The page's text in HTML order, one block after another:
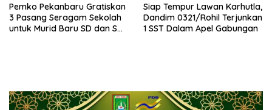
Pemko Pekanbaru Gratiskan
3 Pasang Seragam Sekolah
untuk Murid Baru SD dan SMP
Siap Tempur Lawan Karhutla,
Dandim 0321/Rohil Terjunkan
1 SST Dalam Apel Gabungan